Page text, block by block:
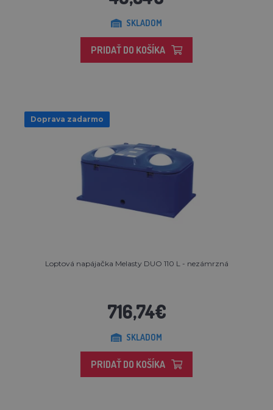
SKLADOM
PRIDAŤ DO KOŠÍKA
Doprava zadarmo
Loptová napájačka Melasty DUO 110 L - nezámrzná
716,74€
SKLADOM
PRIDAŤ DO KOŠÍKA